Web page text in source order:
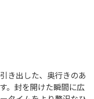
き出した、奥行きのあ
。封を開けた瞬間に広